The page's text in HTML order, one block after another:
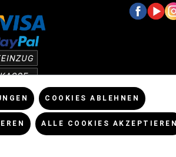
nicht anders angegeben.
COOKIES ABLEHNEN
ALLE COOKIES AKZEPTIEREN